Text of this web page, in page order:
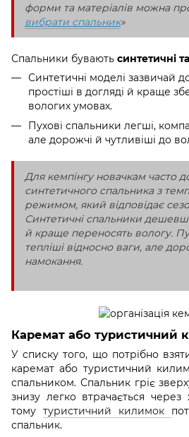
форми та матеріалів можна
вибрати спальник»
Спальники бувають синтетичні
Синтетичні моделі зазвичай
простіші в догляді й краще
вологих умовах.
Пухові спальники легші,
але дорожчі й чутливіші до
Для кемпінгу новачкам часто
синтетичного спальника з
режимом, який відповідає
Синтетичні спальники
й краще переносять вологу.
тепліші відносно ваги, але
намокання.
Каремат або туристичний
У списку того, що потрібно
каремат або туристичний
спальником. Спальник гріє
знизу легко втрачається
тому туристичний килимок
спальник.